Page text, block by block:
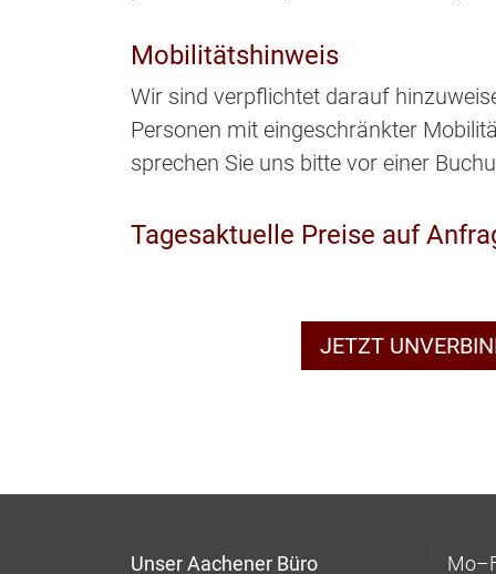
Mobilitätshinweis
Wir sind verpflichtet darauf
Personen mit eingeschränkter
sprechen Sie uns bitte vor einer
Tagesaktuelle Preise auf
JETZT
Unser Aachener Büro